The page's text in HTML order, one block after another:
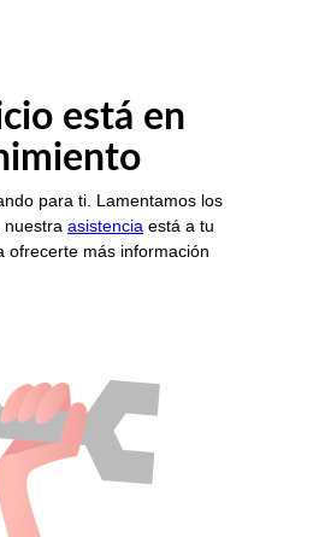
está en
para ti. Lamentamos los
nuestra asistencia está a tu
ofrecerte más información